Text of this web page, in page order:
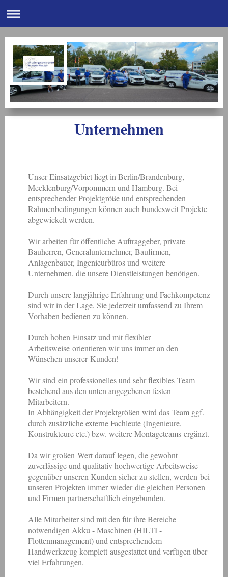
Unternehmen
Unser Einsatzgebiet liegt in Berlin/Brandenburg,
Mecklenburg/Vorpommern und Hamburg. Bei
entsprechender Projektgröße und entsprechenden
Rahmenbedingungen können auch bundesweit Projekte
abgewickelt werden.
Wir arbeiten für öffentliche Auftraggeber, private
Bauherren, Generalunternehmer, Baufirmen,
Anlagenbauer, Ingenieurbüros und weitere
Unternehmen, die unsere Dienstleistungen benötigen.
Durch unsere langjährige Erfahrung und Fachkompetenz
sind wir in der Lage, Sie jederzeit umfassend zu Ihrem
Vorhaben bedienen zu können.
Durch hohen Einsatz und mit flexibler
Arbeitsweise orientieren wir uns immer an den
Wünschen unserer Kunden!
Wir sind ein professionelles und sehr flexibles Team
bestehend aus den unten angegebenen festen
Mitarbeitern.
In Abhängigkeit der Projektgrößen wird das Team ggf.
durch zusätzliche externe Fachleute (Ingenieure,
Konstrukteure etc.) bzw. weitere Montageteams ergänzt.
Da wir großen Wert darauf legen, die gewohnt
zuverlässige und qualitativ hochwertige Arbeitsweise
gegenüber unseren Kunden sicher zu stellen, werden bei
unseren Projekten immer wieder die gleichen Personen
und Firmen partnerschaftlich eingebunden.
Alle Mitarbeiter sind mit den für ihre Bereiche
notwendigen Akku - Maschinen (HILTI -
Flottenmanagement) und entsprechendem
Handwerkzeug komplett ausgestattet und verfügen über
viel Erfahrungen.